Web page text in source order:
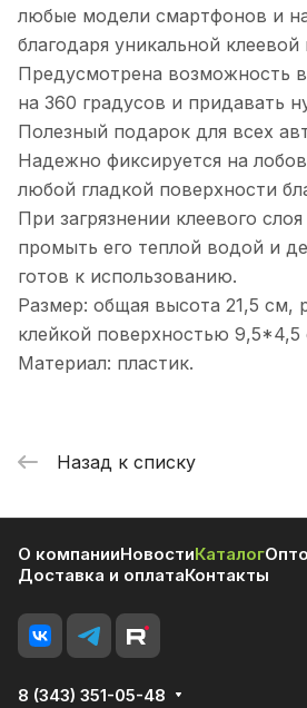
любые модели смартфонов и
благодаря уникальной клеевой
Предусмотрена возможность
на 360 градусов и придавать
Полезный подарок для всех
Надежно фиксируется на
любой гладкой поверхности
При загрязнении клеевого
промыть его теплой водой и
готов к использованию.
Размер: общая высота 21,5 см,
клейкой поверхностью 9,5*4,5
Материал: пластик.
Назад к списку
О компанииНовостиКаталог
Доставка и оплатаКонтакты
8 (343) 351-05-48